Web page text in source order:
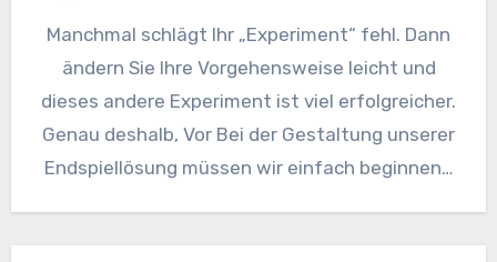
Manchmal schlägt Ihr „Experiment“ fehl. Dann
ändern Sie Ihre Vorgehensweise leicht und
dieses andere Experiment ist viel erfolgreicher.
Genau deshalb, Vor Bei der Gestaltung unserer
Endspiellösung müssen wir einfach beginnen…